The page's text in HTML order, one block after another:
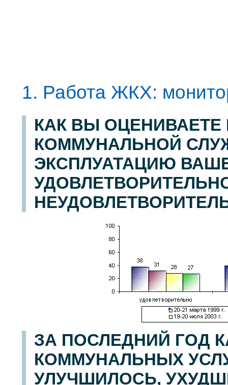
1. Работа ЖКХ:
КАК ВЫ
КОММУНАЛЬНОЙ
ЭКСПЛУАТАЦИЮ
ЗА ПОСЛЕДНИЙ ГОД
КОММУНАЛЬНЫХ
УЛУЧШИЛОСЬ,